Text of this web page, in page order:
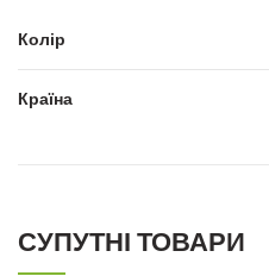
Колір
Країна
СУПУТНІ ТОВАРИ